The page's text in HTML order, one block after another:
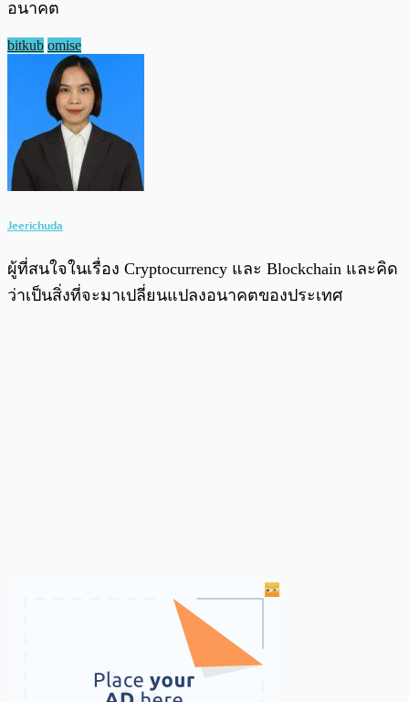
อนาคต
bitkub omise
Jeerichuda
ผู้ที่สนใจในเรื่อง Cryptocurrency และ Blockchain และคิด
ว่าเป็นสิ่งที่จะมาเปลี่ยนแปลงอนาคตของประเทศ